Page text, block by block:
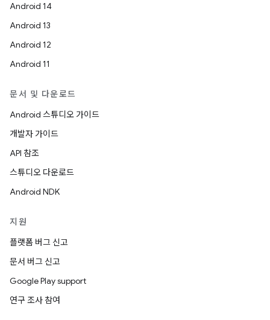
Android 14
Android 13
Android 12
Android 11
문서 및 다운로드
Android 스튜디오 가이드
개발자 가이드
API 참조
스튜디오 다운로드
Android NDK
지원
플랫폼 버그 신고
문서 버그 신고
Google Play support
연구 조사 참여